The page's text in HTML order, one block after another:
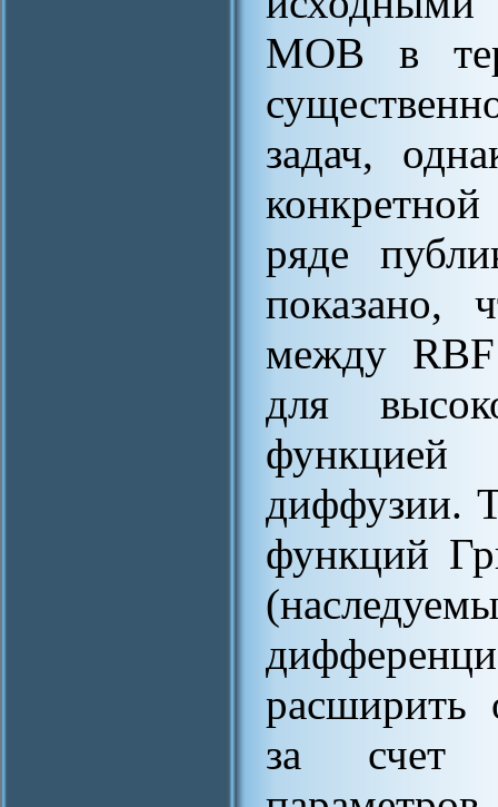
МОВ в
задач,
ряде
показано,
между
для
диффузии.
функций
за счет